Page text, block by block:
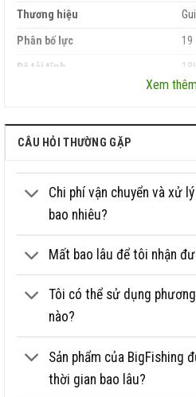
Thương hiệu
Phân bố lực
19
Độ tải tĩnh
Ưu thế
Xem
CÂU HỎI THƯỜNG GẶP
Chi phí vận chuyển và xử
bao nhiêu?
Mất bao lâu để tôi nhận
Tôi có thể sử dụng
nào?
Sản phẩm của BigFishing
thời gian bao lâu?